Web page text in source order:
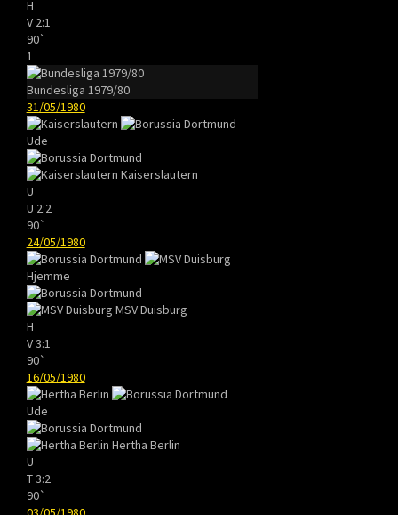
H
V 2:1
90`
1
Bundesliga 1979/80
31/05/1980
Ude
Kaiserslautern
U
U 2:2
90`
24/05/1980
Hjemme
MSV Duisburg
H
V3:1
90`
16/05/1980
Ude
Hertha Berlin
U
T3:2
90`